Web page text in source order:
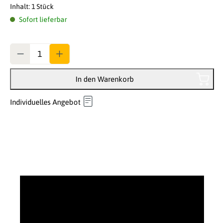
Inhalt: 1 Stück
Sofort lieferbar
In den Warenkorb
Individuelles Angebot